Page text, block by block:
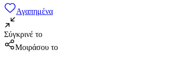
Αγαπημένα
Σύγκρινέ το
Μοιράσου το